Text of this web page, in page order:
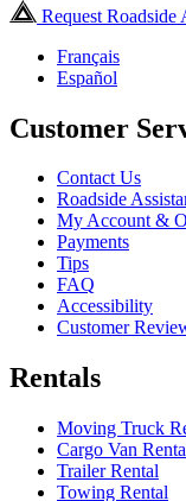
Request Roadside
Français
Español
Customer
Contact Us
Roadside
My Account &
Payments
Tips
FAQ
Accessibility
Customer
Rentals
Moving Truck
Cargo Van
Trailer Rental
Towing Rental